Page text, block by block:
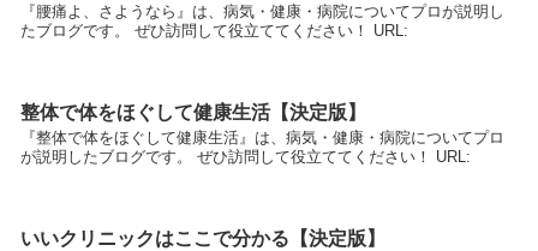
『腰痛よ、さようなら』は、病気・健康・病院についてプロが説明し
たブログです。 ぜひ訪問して役立ててください！ URL:
整体で体をほぐして健康生活【決定版】
『整体で体をほぐして健康生活』は、病気・健康・病院についてプロ
が説明したブログです。 ぜひ訪問して役立ててください！ URL:
いいクリニックはここで分かる【決定版】